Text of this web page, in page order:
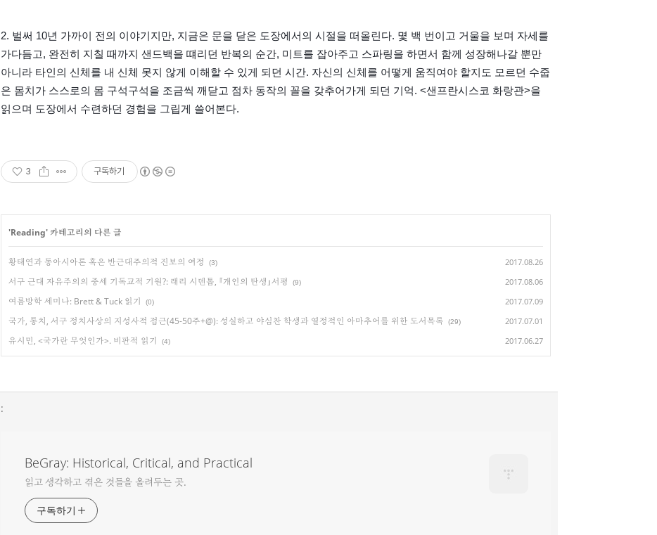
2. 벌써 10년 가까이 전의 이야기지만, 지금은 문을 닫은 도장에서의 시절을 떠올린다. 몇 백 번이고 거울을 보며 자세를
가다듬고, 완전히 지칠 때까지 샌드백을 떄리던 반복의 순간, 미트를 잡아주고 스파링을 하면서 함께 성장해나갈 뿐만
아니라 타인의 신체를 내 신체 못지 않게 이해할 수 있게 되던 시간. 자신의 신체를 어떻게 움직여야 할지도 모르던 수줍
은 몸치가 스스로의 몸 구석구석을 조금씩 깨닫고 점차 동작의 꼴을 갖추어가게 되던 기억. <샌프란시스코 화랑관>을
읽으며 도장에서 수련하던 경험을 그립게 쓸어본다.
3 구독하기
'Reading' 카테고리의 다른 글
황태연과 동아시아론 혹은 반근대주의적 진보의 여정 (3) 2017.08.26
서구 근대 자유주의의 중세 기독교적 기원?: 래리 시덴톱, 『개인의 탄생』서평 (9) 2017.08.06
여름방학 세미나: Brett & Tuck 읽기 (0) 2017.07.09
국가, 통치, 서구 정치사상의 지성사적 접근(45-50주+@): 성실하고 야심찬 학생과 열정적인 아마추어를 위한 도서목록 (29) 2017.07.01
유시민, <국가란 무엇인가>. 비판적 읽기 (4) 2017.06.27
:
BeGray: Historical, Critical, and Practical
읽고 생각하고 겪은 것들을 올려두는 곳.
구독하기